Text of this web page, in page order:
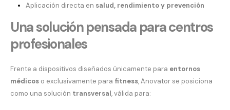
Aplicación directa en salud, rendimiento y prevención
Una solución pensada para centros
profesionales
Frente a dispositivos diseñados únicamente para entornos
médicos o exclusivamente para fitness, Anovator se posiciona
como una solución transversal, válida para: